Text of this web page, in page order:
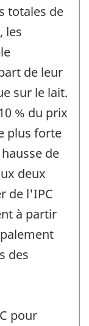
totales de
les
de leur
sur le lait.
% du prix
plus forte
de
deux
de l'IPC
à partir
des
pour